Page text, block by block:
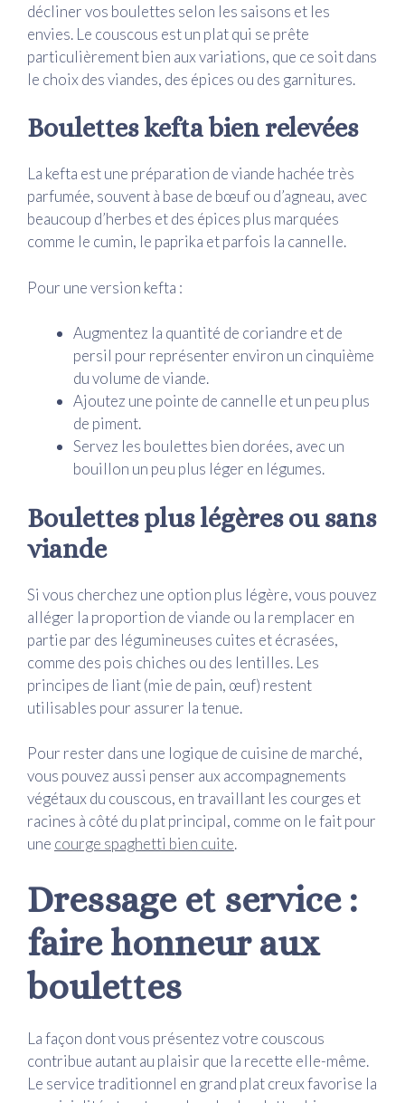
décliner vos boulettes selon les saisons et les
envies. Le couscous est un plat qui se prête
particulièrement bien aux variations, que ce soit dans
le choix des viandes, des épices ou des garnitures.
Boulettes kefta bien relevées
La kefta est une préparation de viande hachée très
parfumée, souvent à base de bœuf ou d’agneau, avec
beaucoup d’herbes et des épices plus marquées
comme le cumin, le paprika et parfois la cannelle.
Pour une version kefta :
Augmentez la quantité de coriandre et de
persil pour représenter environ un cinquième
du volume de viande.
Ajoutez une pointe de cannelle et un peu plus
de piment.
Servez les boulettes bien dorées, avec un
bouillon un peu plus léger en légumes.
Boulettes plus légères ou sans
viande
Si vous cherchez une option plus légère, vous pouvez
alléger la proportion de viande ou la remplacer en
partie par des légumineuses cuites et écrasées,
comme des pois chiches ou des lentilles. Les
principes de liant (mie de pain, œuf) restent
utilisables pour assurer la tenue.
Pour rester dans une logique de cuisine de marché,
vous pouvez aussi penser aux accompagnements
végétaux du couscous, en travaillant les courges et
racines à côté du plat principal, comme on le fait pour
une courge spaghetti bien cuite.
Dressage et service :
faire honneur aux
boulettes
La façon dont vous présentez votre couscous
contribue autant au plaisir que la recette elle-même.
Le service traditionnel en grand plat creux favorise la